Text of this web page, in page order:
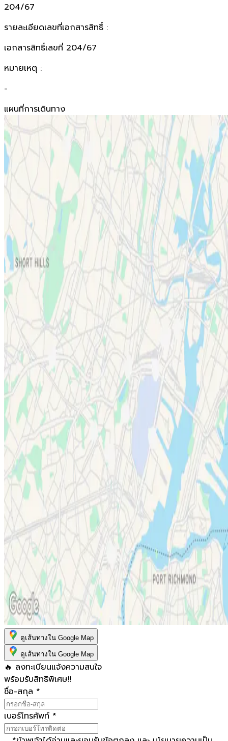
204/67
รายละเอียดเลขที่เอกสารสิทธิ์ :
เอกสารสิทธิ์เลขที่ 204/67
หมายเหตุ :
-
แผนที่การเดินทาง
ดูเส้นทางใน Google Map
ดูเส้นทางใน Google Map
🔥 ลงทะเบียนแจ้งความสนใจ
พร้อมรับสิทธิพิเศษ!!
ชื่อ-สกุล *
เบอร์โทรศัพท์ *